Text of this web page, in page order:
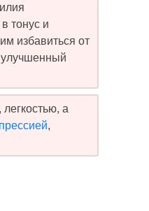
тонус и
избавиться от
а
,